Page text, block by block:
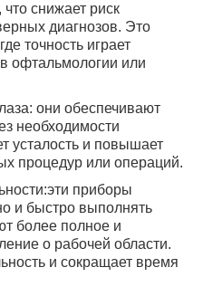
снижает риск
диагнозов. Это
точность играет
офтальмологии или
они обеспечивают
необходимости
усталость и повышает
процедур или операций.
приборы
и быстро выполнять
более полное и
о рабочей области.
и сокращает время